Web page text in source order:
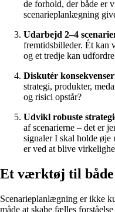
de forhold, der både er
scenarieplanlægning
Udarbejd 2–4
fremtidsbilleder. Ét kan
og et tredje kan
Diskutér
strategi, produkter,
og risici opstår?
Udvikl robuste
af scenarierne – det er
signaler I skal holde øje
er ved at blive
Et værktøj til både
Scenarieplanlægning er ikke
måde at skabe fælles